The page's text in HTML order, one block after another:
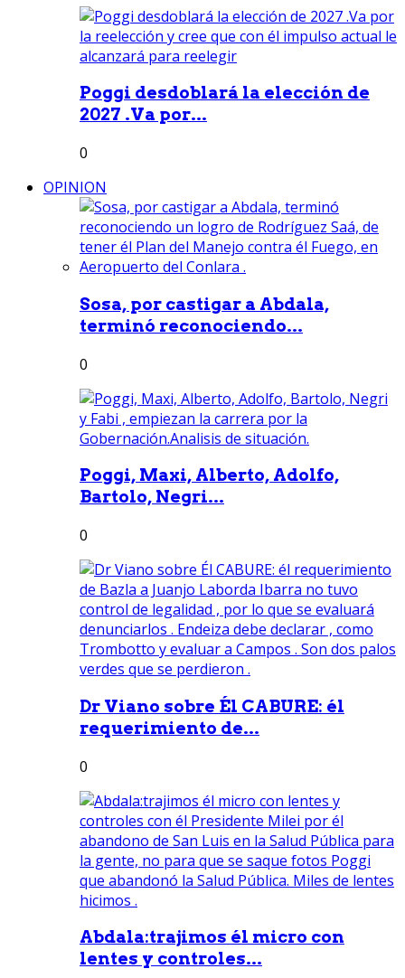
Poggi desdoblará la elección de
2027 .Va por...
0
OPINION
Sosa, por castigar a Abdala,
terminó reconociendo...
0
Poggi, Maxi, Alberto, Adolfo,
Bartolo, Negri...
0
Dr Viano sobre Él CABURE: él
requerimiento de...
0
Abdala:trajimos él micro con
lentes y controles...